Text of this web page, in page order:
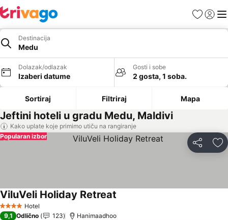
FavoritiPrijavi
Destinacija
Medu
Dolazak/odlazak
Izaberi datume
Gosti i sobe
2 gosta, 1 soba.
Sortiraj Filtriraj Mapa
Jeftini hoteli u gradu Medu, Maldivi
Kako uplate koje primimo utiču na rangiranje
Deli
Popularan izbor
4 ZvezdiceHotel
ViluVeli Holiday Retreat
9,1 Odlično 123 Hanimaadhoo